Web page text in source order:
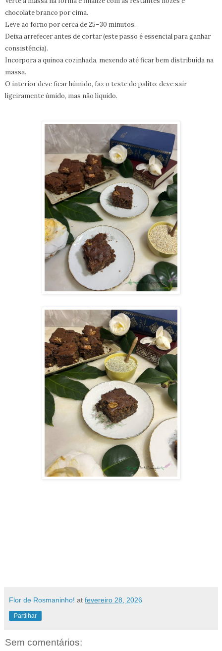
chocolate branco por cima.
Leve ao forno por cerca de 25–30 minutos.
Deixa arrefecer antes de cortar (este passo é essencial para ganhar
consistência).
Incorpora a quinoa cozinhada, mexendo até ficar bem distribuída na
massa.
O interior deve ficar húmido, faz o teste do palito: deve sair
ligeiramente úmido, mas não líquido.
Flor de Rosmaninho! at fevereiro 28, 2026
Partilhar
Sem comentários: